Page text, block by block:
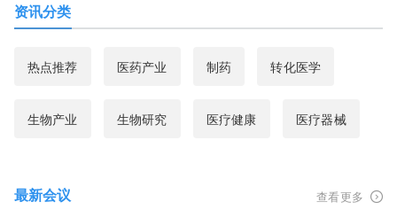
资讯分类
热点推荐 医药产业 制药 转化医学
生物产业 生物研究 医疗健康 医疗器械
最新会议 查看更多